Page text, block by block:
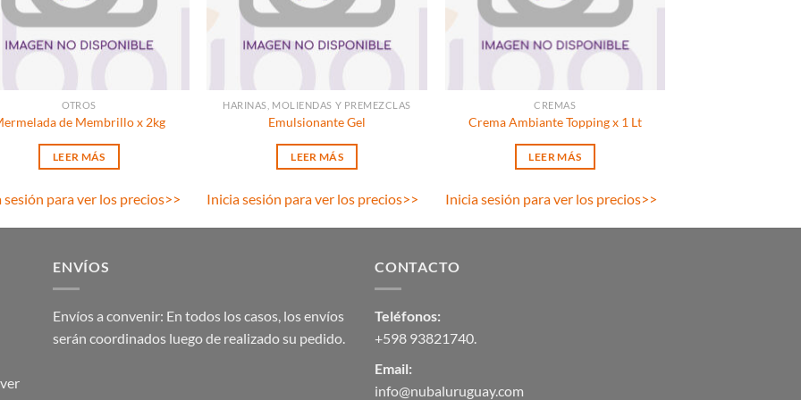
OTROS
de Membrillo x 2kg
LEER MÁS
sesión para ver los precios>>
HARINAS, MOLIENDAS Y PREMEZCLAS
Emulsionante Gel
LEER MÁS
Inicia sesión para ver los precios>>
CREMAS
Crema Ambiante Topping x 1 Lt
LEER MÁS
Inicia sesión para ver los precios>>
ENVÍOS
Envíos a convenir: En todos los casos, los envíos
serán coordinados luego de realizado su pedido.
CONTACTO
Teléfonos:
+598 93821740
Email:
info@nubaluruguay.com